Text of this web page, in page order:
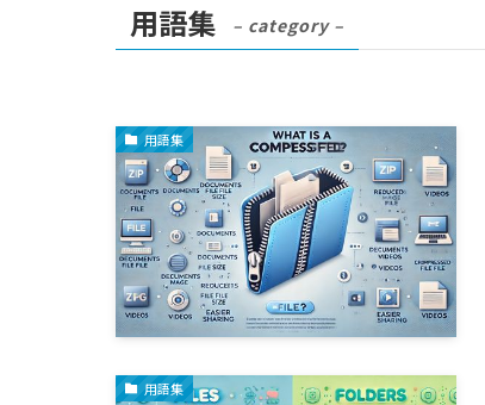
用語集 – category –
用語集
用語集